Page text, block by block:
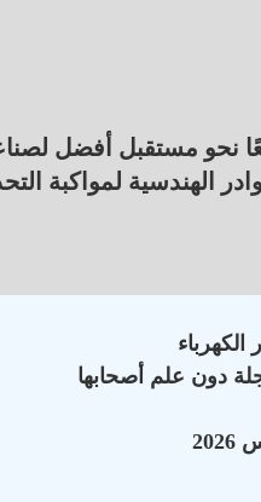
نحو مستقبل أفضل
الهندسية لمواكبة
دون علم أصحابها